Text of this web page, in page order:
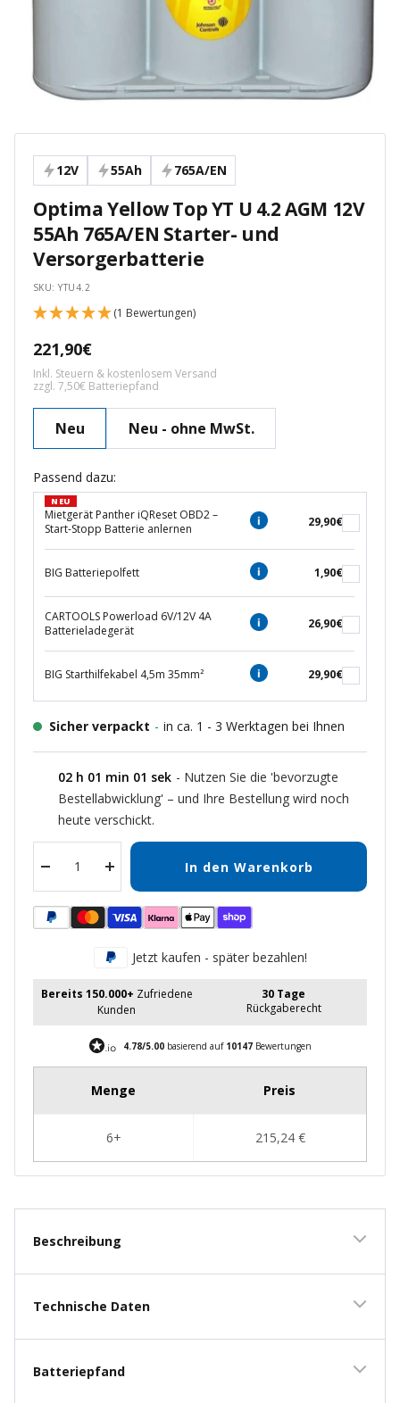
12V 55Ah 765A/EN
Optima Yellow Top YT U 4.2 AGM 12V
55Ah 765A/EN Starter- und
Versorgerbatterie
SKU:YTU4.2
(1 Bewertungen)
Angebotspreis
221,90€
Inkl. Steuern & kostenlosem Versand
zzgl. 7,50€ Batteriepfand
Neu Neu - ohne MwSt.
Passend dazu:
NEU
Mietgerät Panther iQReset OBD2 –
Start-Stopp Batterie anlernen
29,90€
BIG Batteriepolfett 1,90€
CARTOOLS Powerload 6V/12V 4A
Batterieladegerät
26,90€
BIG Starthilfekabel 4,5m 35mm² 29,90€
Sicher verpackt - in ca. 1 - 3 Werktagen bei Ihnen
02 h 01 min 00 sek - Nutzen Sie die 'bevorzugte
Bestellabwicklung' – und Ihre Bestellung wird noch
heute verschickt.
Menge
verringern
Menge
erhöhen
In den Warenkorb
Jetzt kaufen - später bezahlen!
Bereits 150.000+ Zufriedene
Kunden
30 Tage
Rückgaberecht
4.78/5.00basierend auf 10147Bewertungen
Beschreibung
Technische Daten
Batteriepfand